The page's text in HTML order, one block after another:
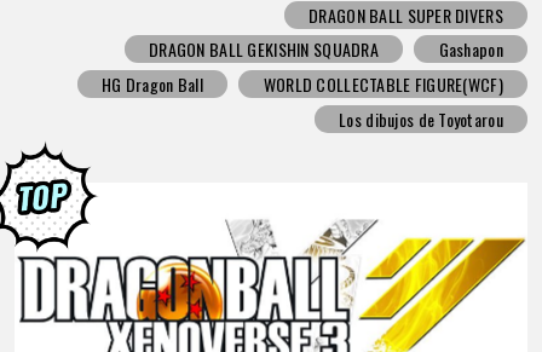
DRAGON BALL SUPER DIVERS
DRAGON BALL GEKISHIN SQUADRA
Gashapon
HG Dragon Ball
WORLD COLLECTABLE FIGURE(WCF)
Los dibujos de Toyotarou